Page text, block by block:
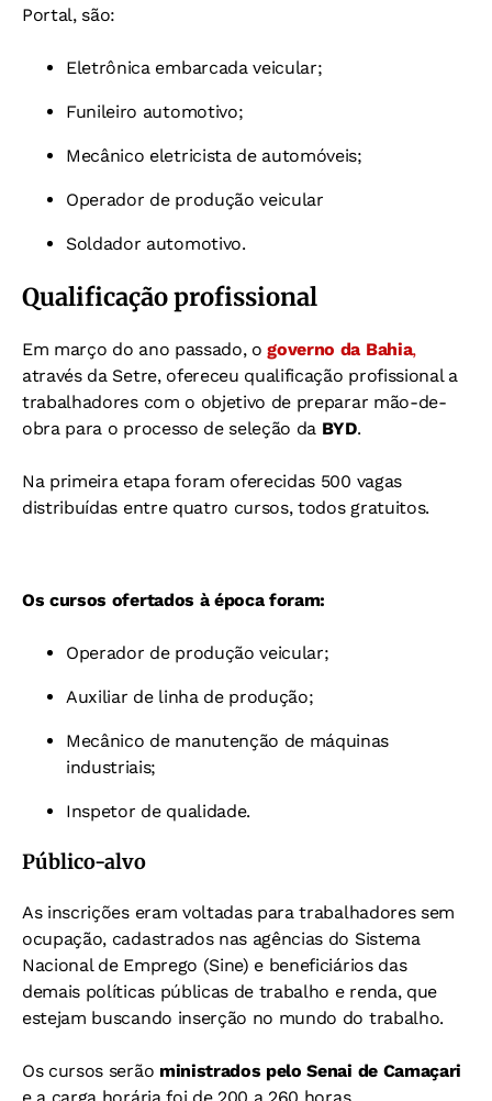
Portal, são:
Eletrônica embarcada veicular;
Funileiro automotivo;
Mecânico eletricista de automóveis;
Operador de produção veicular
Soldador automotivo.
Qualificação profissional
Em março do ano passado, ogoverno da Bahia,
através da Setre, ofereceu qualificação profissional a
trabalhadores com o objetivo de preparar mão-de-
obra para o processo de seleção da BYD.
Na primeira etapa foram oferecidas 500 vagas
distribuídas entre quatro cursos, todos gratuitos.
Os cursos ofertados à época foram:
Operador de produção veicular;
Auxiliar de linha de produção;
Mecânico de manutenção de máquinas
industriais;
Inspetor de qualidade.
Público-alvo
As inscrições eram voltadas para trabalhadores sem
ocupação, cadastrados nas agências do Sistema
Nacional de Emprego (Sine) e beneficiários das
demais políticas públicas de trabalho e renda, que
estejam buscando inserção no mundo do trabalho.
Os cursos serão ministrados pelo Senai de Camaçari